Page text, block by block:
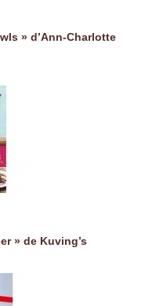
» d’Ann-Charlotte
» de Kuving’s